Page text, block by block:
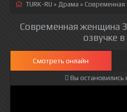
TURK-RU » Драма »
Современная женщина 3
озвучке в
Смотреть онлайн
Вы остановились